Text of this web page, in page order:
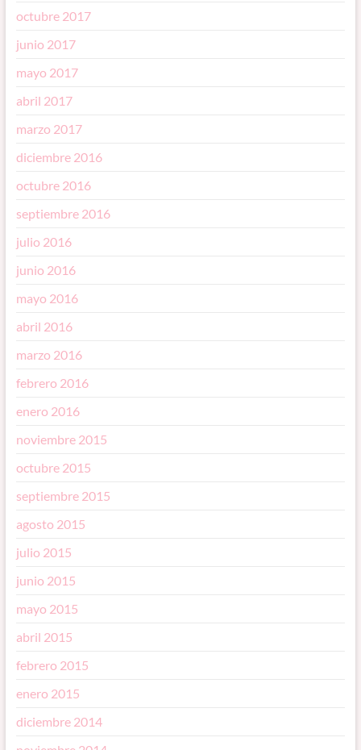
octubre 2017
junio 2017
mayo 2017
abril 2017
marzo 2017
diciembre 2016
octubre 2016
septiembre 2016
julio 2016
junio 2016
mayo 2016
abril 2016
marzo 2016
febrero 2016
enero 2016
noviembre 2015
octubre 2015
septiembre 2015
agosto 2015
julio 2015
junio 2015
mayo 2015
abril 2015
febrero 2015
enero 2015
diciembre 2014